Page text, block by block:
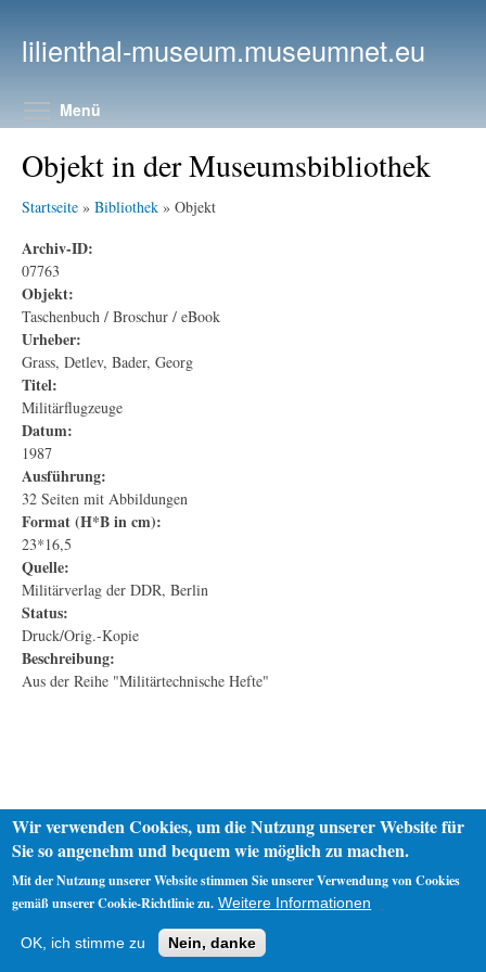
lilienthal-museum.museumnet.eu
Menü
Objekt in der Museumsbibliothek
Startseite » Bibliothek » Objekt
Archiv-ID:
07763
Objekt:
Taschenbuch / Broschur / eBook
Urheber:
Grass, Detlev, Bader, Georg
Titel:
Militärflugzeuge
Datum:
1987
Ausführung:
32 Seiten mit Abbildungen
Format (H*B in cm):
23*16,5
Quelle:
Militärverlag der DDR, Berlin
Status:
Druck/Orig.-Kopie
Beschreibung:
Aus der Reihe "Militärtechnische Hefte"
Impressum
Wir verwenden Cookies, um die Nutzung unserer Website für
Sie so angenehm und bequem wie möglich zu machen.
Mit der Nutzung unserer Website stimmen Sie unserer Verwendung von Cookies
gemäß unserer Cookie-Richtlinie zu. Weitere Informationen
OK, ich stimme zu Nein, danke